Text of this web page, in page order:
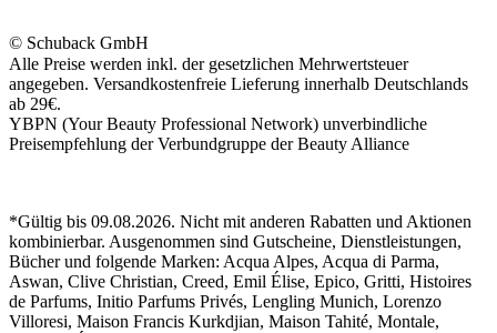
© Schuback GmbH
Alle Preise werden inkl. der gesetzlichen Mehrwertsteuer
angegeben. Versandkostenfreie Lieferung innerhalb Deutschlands
ab 29€.
YBPN (Your Beauty Professional Network) unverbindliche
Preisempfehlung der Verbundgruppe der Beauty Alliance
*Gültig bis 09.08.2026. Nicht mit anderen Rabatten und Aktionen
kombinierbar. Ausgenommen sind Gutscheine, Dienstleistungen,
Bücher und folgende Marken: Acqua Alpes, Acqua di Parma,
Aswan, Clive Christian, Creed, Emil Élise, Epico, Gritti, Histoires
de Parfums, Initio Parfums Privés, Lengling Munich, Lorenzo
Villoresi, Maison Francis Kurkdjian, Maison Tahité, Montale,